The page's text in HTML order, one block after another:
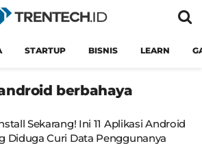
STARTUP BISNIS LEARN
berbahaya
Sekarang! Ini 11 Aplikasi Android
Diduga Curi Data Penggunanya